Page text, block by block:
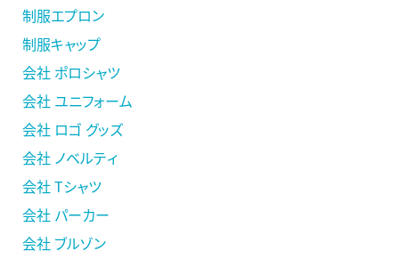
制服エプロン
制服キャップ
会社 ポロシャツ
会社 ユニフォーム
会社 ロゴ グッズ
会社 ノベルティ
会社 Tシャツ
会社 パーカー
会社 ブルゾン